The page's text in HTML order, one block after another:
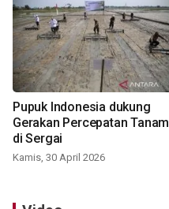
Pupuk Indonesia dukung
Gerakan Percepatan Tanam
di Sergai
Kamis, 30 April 2026